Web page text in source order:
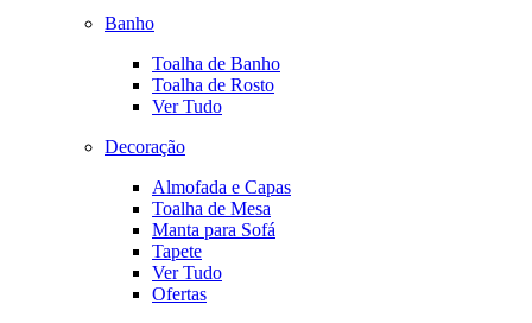
Banho
Toalha de Banho
Toalha de Rosto
Ver Tudo
Decoração
Almofada e Capas
Toalha de Mesa
Manta para Sofá
Tapete
Ver Tudo
Ofertas